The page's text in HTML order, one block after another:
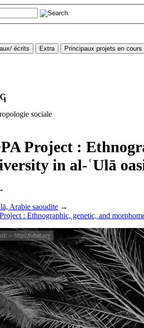
écrits Extra
Principaux projets en cours
sociale
Project :
in al-ʿUlā
Arabie saoudite →
: Ethnographic, genetic, and